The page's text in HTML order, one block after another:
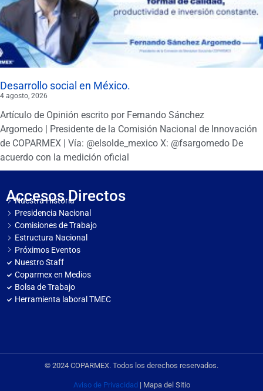
Desarrollo social en México.
4 agosto, 2026
Artículo de Opinión escrito por Fernando Sánchez
Argomedo | Presidente de la Comisión Nacional de Innovación
de COPARMEX | Vía: @elsolde_mexico X: @fsargomedo De
acuerdo con la medición oficial
Accesos Directos
Nuestra Historia
Presidencia Nacional
Comisiones de Trabajo
Estructura Nacional
Próximos Eventos
Nuestro Staff
Coparmex en Medios
Bolsa de Trabajo
Herramienta laboral TMEC
© 2024 COPARMEX. Todos los derechos reservados.
Aviso de Privacidad | Mapa del Sitio